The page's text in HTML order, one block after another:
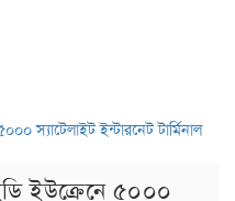
ইউক্রেনে ৫০০০